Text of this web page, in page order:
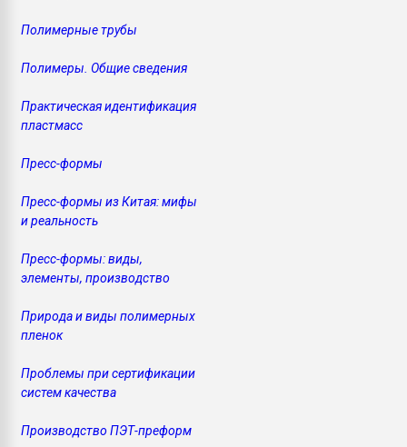
Полимерные трубы
Полимеры. Общие сведения
Практическая идентификация
пластмасс
Пресс-формы
Пресс-формы из Китая: мифы
и реальность
Пресс-формы: виды,
элементы, производство
Природа и виды полимерных
пленок
Проблемы при сертификации
систем качества
Производство ПЭТ-преформ